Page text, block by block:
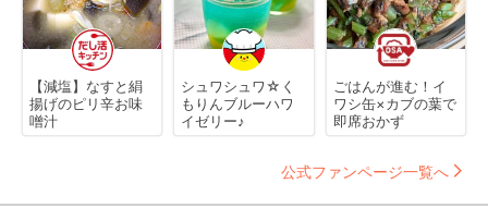
【減塩】なすと絹
揚げのピリ辛お味
噌汁
シュワシュワ☆く
もりんブルーハワ
イゼリー♪
ごはんが進む！イ
ワシ缶×カブの葉で
即席おかず
公式ファンページ一覧へ